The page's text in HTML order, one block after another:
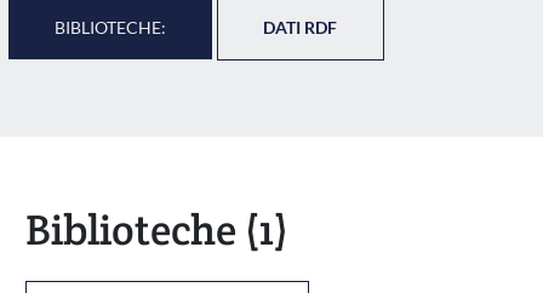
BIBLIOTECHE: DATI RDF
Biblioteche (1)